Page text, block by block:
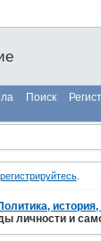
Поиск
.
личности и